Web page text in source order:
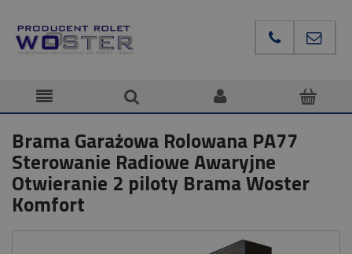
Brama Garażowa Rolowana PA77
Sterowanie Radiowe Awaryjne
Otwieranie 2 piloty Brama Woster
Komfort